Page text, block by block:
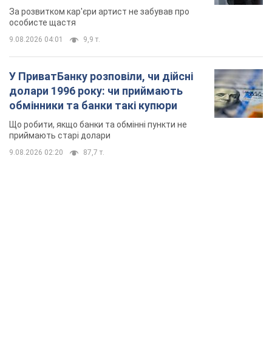
мають
За розвитком кар'єри артист не забував про
особисте щастя
9.08.2026 04:01 9,9 т.
У ПриватБанку розповіли, чи дійсні
долари 1996 року: чи приймають
обмінники та банки такі купюри
Що робити, якщо банки та обмінні пункти не
приймають старі долари
9.08.2026 02:20 87,7 т.